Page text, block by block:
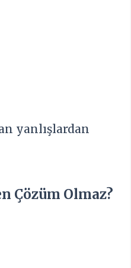
yanlışlardan
Çözüm Olmaz?